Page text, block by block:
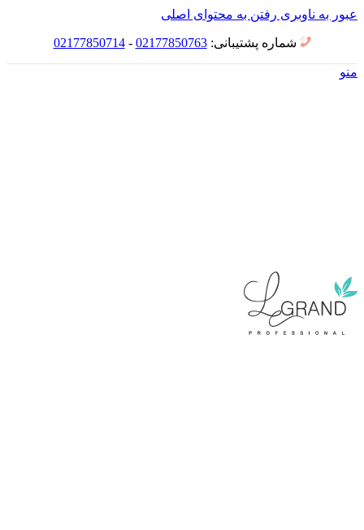
عبور به ناوبری رفتن به محتوای اصلی
شماره پشتیبانی:02177850763
-
02177850714
منو